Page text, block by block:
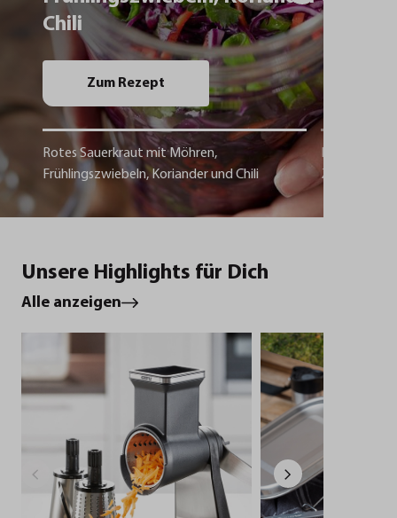
Chili
Zum Rezept
Rotes Sauerkraut mit Möhren,
Frühlingszwiebeln, Koriander und Chili
Unsere Highlights für Dich
Alle anzeigen